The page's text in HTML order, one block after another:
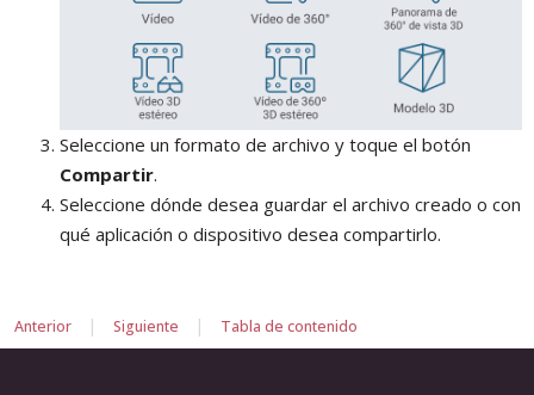
Seleccione un formato de archivo y toque el botón
Compartir.
Seleccione dónde desea guardar el archivo creado o con
qué aplicación o dispositivo desea compartirlo.
Anterior | Siguiente | Tabla de contenido